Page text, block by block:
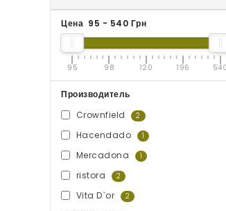
Цена 95 - 540 Грн
95 98 120 196
Производитель
Crownfield
2
Hacendado 1
Mercadona 1
ristora 2
Vita D`or 2